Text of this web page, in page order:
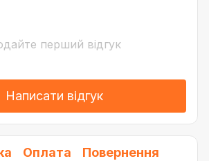
перший відгук
Написати відгук
Оплата Повернення